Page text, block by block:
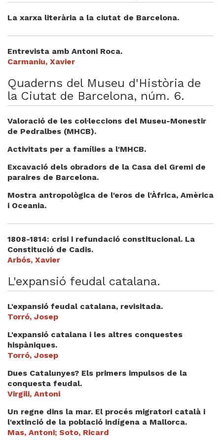
La xarxa literària a la ciutat de Barcelona.
Entrevista amb Antoni Roca.
Carmaniu, Xavier
Quaderns del Museu d'Història de
la Ciutat de Barcelona, núm. 6.
Valoració de les col·leccions del Museu-Monestir
de Pedralbes (MHCB).
Activitats per a famílies a l'MHCB.
Excavació dels obradors de la Casa del Gremi de
paraires de Barcelona.
Mostra antropològica de l'eros de l'Àfrica, Amèrica
i Oceania.
1808-1814: crisi i refundació constitucional. La
Constitució de Cadis.
Arbós, Xavier
L'expansió feudal catalana.
L'expansió feudal catalana, revisitada.
Torró, Josep
L'expansió catalana i les altres conquestes
hispàniques.
Torró, Josep
Dues Catalunyes? Els primers impulsos de la
conquesta feudal.
Virgili, Antoni
Un regne dins la mar. El procés migratori català i
l'extinció de la població indígena a Mallorca.
Mas, Antoni; Soto, Ricard